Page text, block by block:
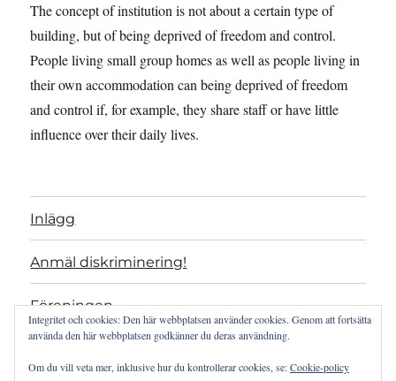
The concept of institution is not about a certain type of
building, but of being deprived of freedom and control.
People living small group homes as well as people living in
their own accommodation can being deprived of freedom
and control if, for example, they share staff or have little
influence over their daily lives.
Inlägg
Anmäl diskriminering!
Föreningen
Integritet och cookies: Den här webbplatsen använder cookies. Genom att fortsätta
använda den här webbplatsen godkänner du deras användning.
Om du vill veta mer, inklusive hur du kontrollerar cookies, se:Cookie-policy